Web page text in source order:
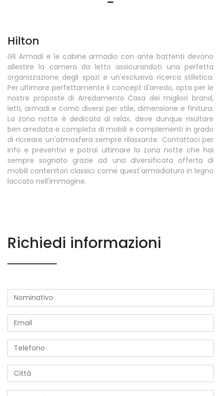
Hilton
Gli Armadi e le cabine armadio con ante battenti devono
allestire la camera da letto assicurandoti una perfetta
organizzazione degli spazi e un'esclusiva ricerca stilistica.
Per ultimare perfettamente il concept d'arredo, opta per le
nostre proposte di Arredamento Casa dei migliori brand,
letti, armadi e comò diversi per stile, dimensione e finitura.
La zona notte è dedicata al relax, deve dunque risultare
ben arredata e completa di mobili e complementi in grado
di ricreare un'atmosfera sempre rilassante. Contattaci per
info e preventivi e potrai ultimare la zona notte che hai
sempre sognato grazie ad una diversificata offerta di
mobili contenitori classici come quest'armadiatura in legno
laccato nell'immagine.
Richiedi informazioni